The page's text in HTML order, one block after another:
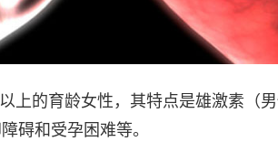
上的育龄女性，其特点是雄激素（
碍和受孕困难等。